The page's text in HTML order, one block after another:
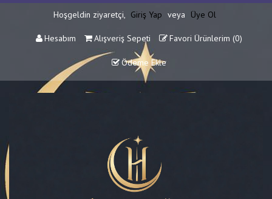
Hoşgeldin ziyaretçi, Giriş Yap veya Üye Ol
Hesabım Alışveriş Sepeti Favori Ürünlerim (0)
Ödeme Ekle